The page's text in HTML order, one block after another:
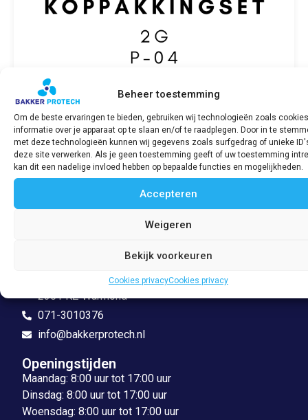
Beheer toestemming
Om de beste ervaringen te bieden, gebruiken wij technologieën zoals
informatie over je apparaat op te slaan en/of te raadplegen. Door in te
met deze technologieën kunnen wij gegevens zoals surfgedrag of unieke
deze site verwerken. Als je geen toestemming geeft of uw toestemming
kan dit een nadelige invloed hebben op bepaalde functies en mogelijkheden.
Accepteren
Weigeren
Bekijk voorkeuren
Cookies privacyCookies privacy
Koppakkingset SABB 2G P-04
€ 354,53 incl. BTW
2361 KZ Warmond
071-3010376
info@bakkerprotech.nl
Openingstijden
Maandag: 8:00 uur tot 17:00 uur
Dinsdag: 8:00 uur tot 17:00 uur
Woensdag: 8:00 uur tot 17:00 uur